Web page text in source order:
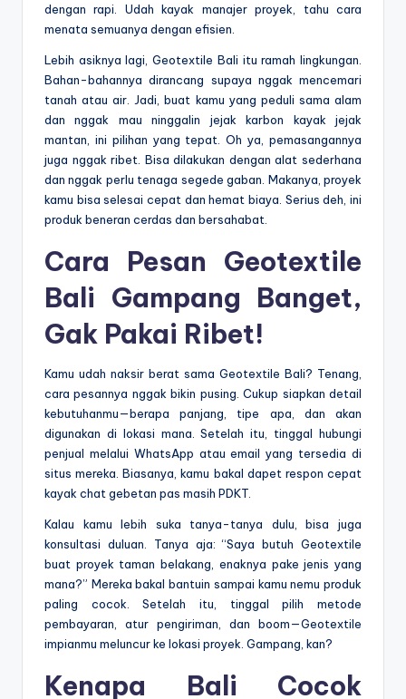
dengan rapi. Udah kayak manajer proyek, tahu cara
menata semuanya dengan efisien.
Lebih asiknya lagi, Geotextile Bali itu ramah lingkungan.
Bahan-bahannya dirancang supaya nggak mencemari
tanah atau air. Jadi, buat kamu yang peduli sama alam
dan nggak mau ninggalin jejak karbon kayak jejak
mantan, ini pilihan yang tepat. Oh ya, pemasangannya
juga nggak ribet. Bisa dilakukan dengan alat sederhana
dan nggak perlu tenaga segede gaban. Makanya, proyek
kamu bisa selesai cepat dan hemat biaya. Serius deh, ini
produk beneran cerdas dan bersahabat.
Cara Pesan Geotextile
Bali Gampang Banget,
Gak Pakai Ribet!
Kamu udah naksir berat sama Geotextile Bali? Tenang,
cara pesannya nggak bikin pusing. Cukup siapkan detail
kebutuhanmu—berapa panjang, tipe apa, dan akan
digunakan di lokasi mana. Setelah itu, tinggal hubungi
penjual melalui WhatsApp atau email yang tersedia di
situs mereka. Biasanya, kamu bakal dapet respon cepat
kayak chat gebetan pas masih PDKT.
Kalau kamu lebih suka tanya-tanya dulu, bisa juga
konsultasi duluan. Tanya aja: “Saya butuh Geotextile
buat proyek taman belakang, enaknya pake jenis yang
mana?” Mereka bakal bantuin sampai kamu nemu produk
paling cocok. Setelah itu, tinggal pilih metode
pembayaran, atur pengiriman, dan boom—Geotextile
impianmu meluncur ke lokasi proyek. Gampang, kan?
Kenapa Bali Cocok